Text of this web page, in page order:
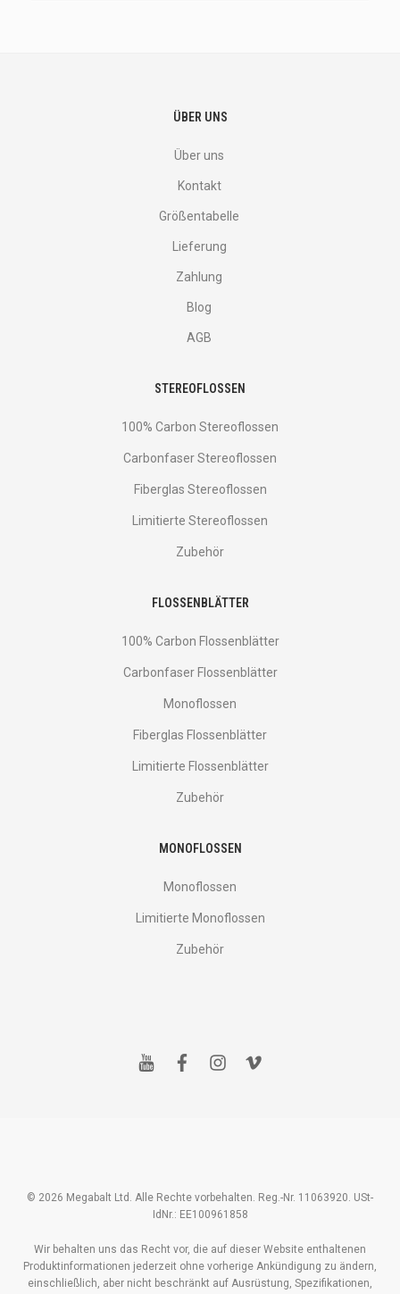
ÜBER UNS
Über uns
Kontakt
Größentabelle
Lieferung
Zahlung
Blog
AGB
STEREOFLOSSEN
100% Carbon Stereoflossen
Carbonfaser Stereoflossen
Fiberglas Stereoflossen
Limitierte Stereoflossen
Zubehör
FLOSSENBLÄTTER
100% Carbon Flossenblätter
Carbonfaser Flossenblätter
Monoflossen
Fiberglas Flossenblätter
Limitierte Flossenblätter
Zubehör
MONOFLOSSEN
Monoflossen
Limitierte Monoflossen
Zubehör
y f i v
© 2026 Megabalt Ltd. Alle Rechte vorbehalten. Reg.-Nr. 11063920. USt-
IdNr.: EE100961858
Wir behalten uns das Recht vor, die auf dieser Website enthaltenen
Produktinformationen jederzeit ohne vorherige Ankündigung zu ändern,
einschließlich, aber nicht beschränkt auf Ausrüstung, Spezifikationen,